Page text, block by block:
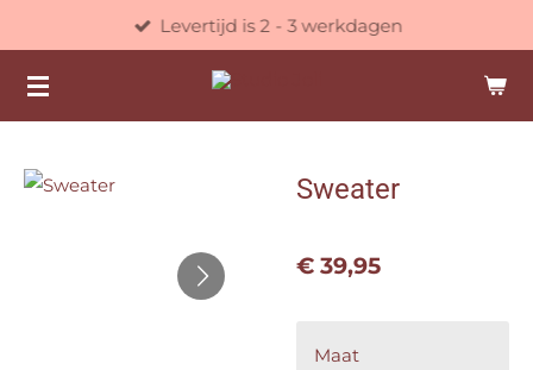
naar
de
Levertijd is 2 - 3 werkdagen
Sweater
€ 39,95
Maat